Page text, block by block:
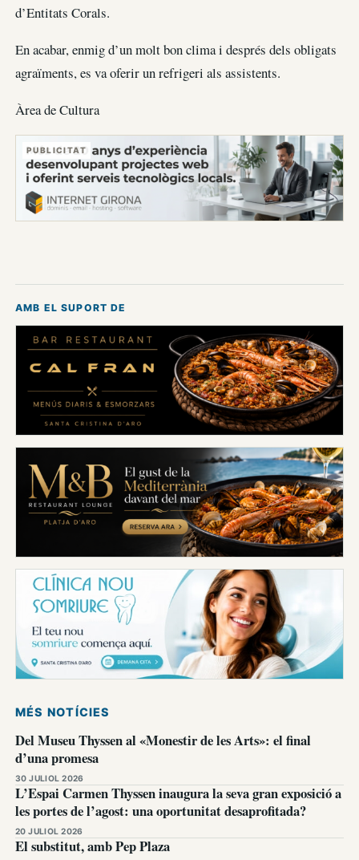
d’Entitats Corals.
En acabar, enmig d’un molt bon clima i després dels obligats
agraïments, es va oferir un refrigeri als assistents.
Àrea de Cultura
PUBLICITAT
AMB EL SUPORT DE
MÉS NOTÍCIES
Del Museu Thyssen al «Monestir de les Arts»: el final
d’una promesa
30 JULIOL 2026
L’Espai Carmen Thyssen inaugura la seva gran exposició a
les portes de l’agost: una oportunitat desaprofitada?
20 JULIOL 2026
El substitut, amb Pep Plaza